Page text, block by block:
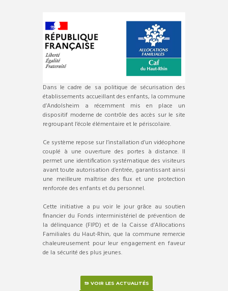
Dans le cadre de sa politique de sécurisation des
établissements accueillant des enfants, la commune
d’Andolsheim a récemment mis en place un
dispositif moderne de contrôle des accès sur le site
regroupant l’école élémentaire et le périscolaire.
Ce système repose sur l’installation d’un vidéophone
couplé à une ouverture des portes à distance. Il
permet une identification systématique des visiteurs
avant toute autorisation d’entrée, garantissant ainsi
une meilleure maîtrise des flux et une protection
renforcée des enfants et du personnel.
Cette initiative a pu voir le jour grâce au soutien
financier du Fonds interministériel de prévention de
la délinquance (FIPD) et de la Caisse d’Allocations
Familiales du Haut-Rhin, que la commune remercie
chaleureusement pour leur engagement en faveur
de la sécurité des plus jeunes.
VOIR LES ACTUALITÉS